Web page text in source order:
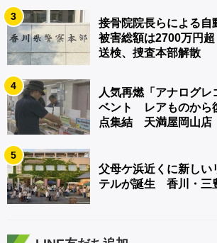
3
接骨院院長らによる
被害総額は2700万円
送検、捜査本部解散
4
人気再燃「アナログレ
ベント レアものから
点集結 天満屋岡山店
5
父母ケ浜近くに新しい
テルが誕生 香川・三